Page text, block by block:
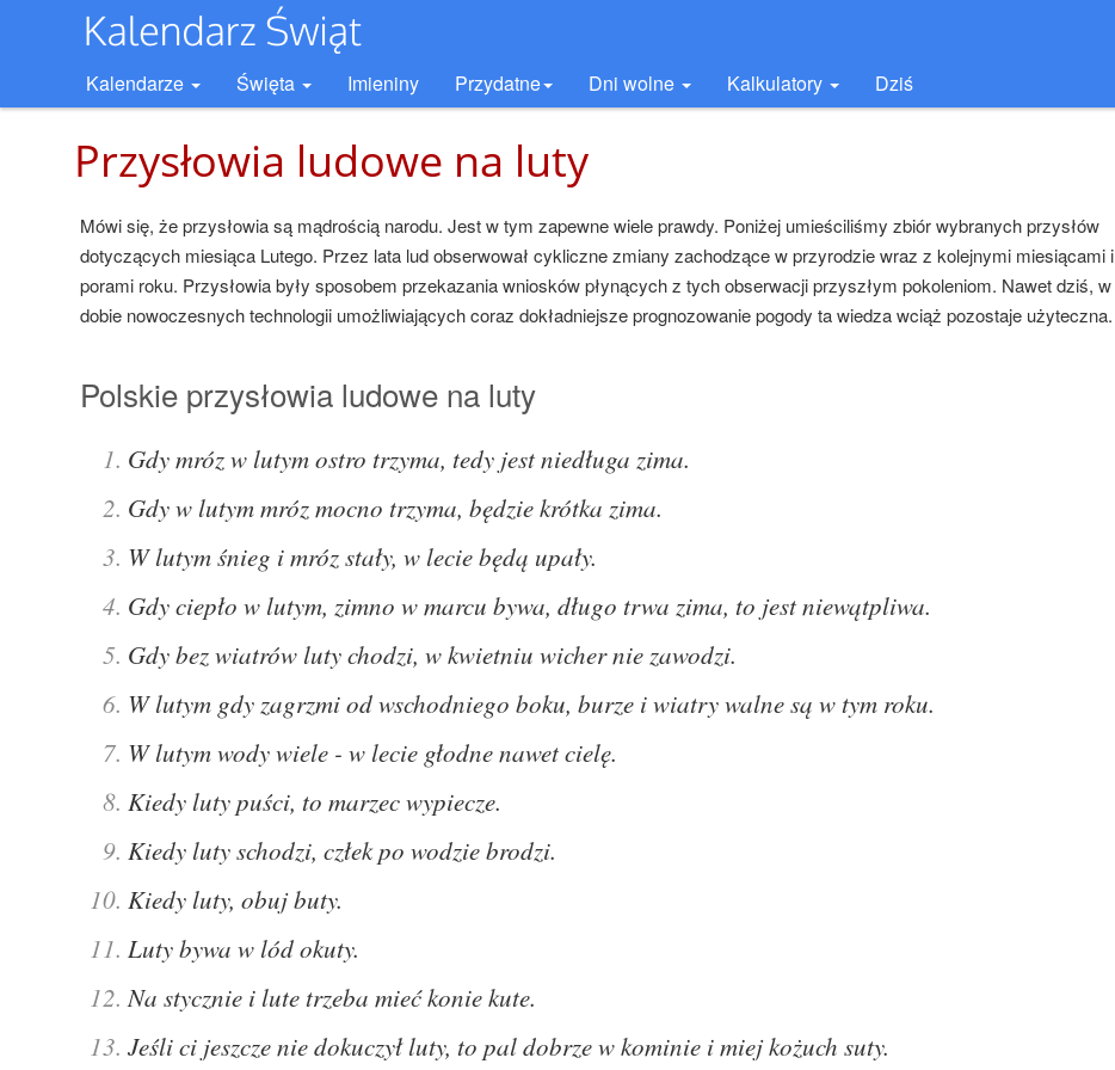
Kalendarze Święta Imieniny Przydatne Dni wolne Kalkulatory Dziś
Przysłowia ludowe na luty
Mówi się, że przysłowia są mądrością narodu. Jest w tym zapewne wiele prawdy. Poniżej umieściliśmy zbiór wybranych przysłów
dotyczących miesiąca Lutego. Przez lata lud obserwował cykliczne zmiany zachodzące w przyrodzie wraz z kolejnymi miesiącami i
porami roku. Przysłowia były sposobem przekazania wniosków płynących z tych obserwacji przyszłym pokoleniom. Nawet dziś, w
dobie nowoczesnych technologii umożliwiających coraz dokładniejsze prognozowanie pogody ta wiedza wciąż pozostaje użyteczna.
Polskie przysłowia ludowe na luty
Gdy mróz w lutym ostro trzyma, tedy jest niedługa zima.
Gdy w lutym mróz mocno trzyma, będzie krótka zima.
W lutym śnieg i mróz stały, w lecie będą upały.
Gdy ciepło w lutym, zimno w marcu bywa, długo trwa zima, to jest niewątpliwa.
Gdy bez wiatrów luty chodzi, w kwietniu wicher nie zawodzi.
W lutym gdy zagrzmi od wschodniego boku, burze i wiatry walne są w tym roku.
W lutym wody wiele - w lecie głodne nawet cielę.
Kiedy luty puści, to marzec wypiecze.
Kiedy luty schodzi, człek po wodzie brodzi.
Kiedy luty, obuj buty.
Luty bywa w lód okuty.
Na stycznie i lute trzeba mieć konie kute.
Jeśli ci jeszcze nie dokuczył luty, to pal dobrze w kominie i miej kożuch suty.